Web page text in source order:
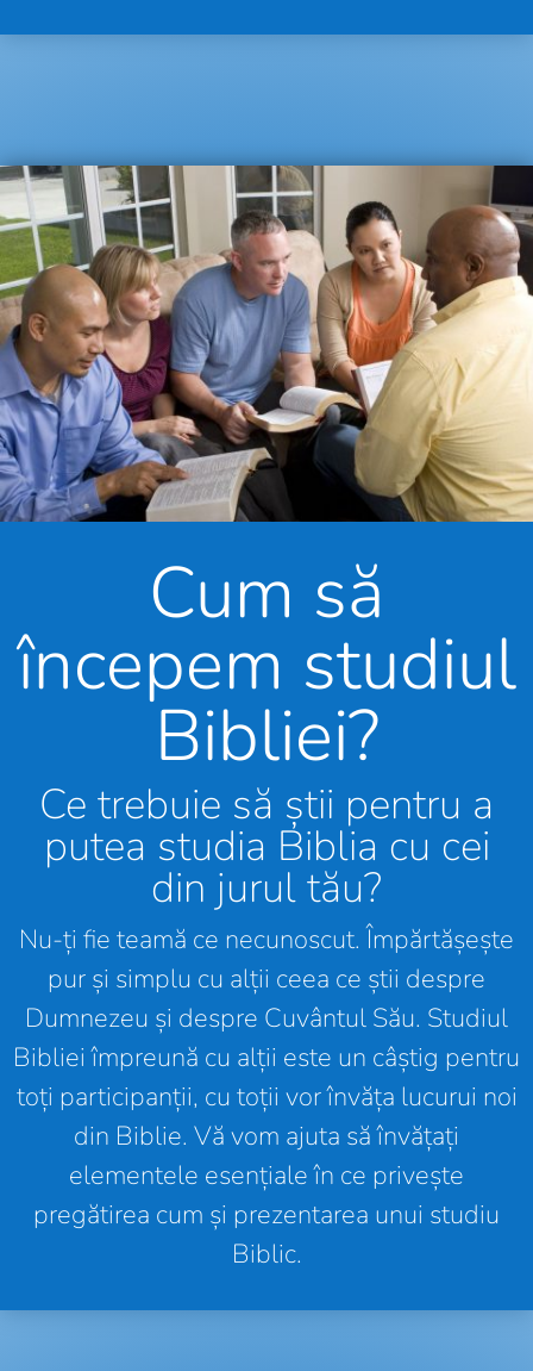
Cum să
începem studiul
Bibliei?
Ce trebuie să știi pentru a
putea studia Biblia cu cei
din jurul tău?
Nu-ți fie teamă ce necunoscut. Împărtășește
pur și simplu cu alții ceea ce știi despre
Dumnezeu și despre Cuvântul Său. Studiul
Bibliei împreună cu alții este un câștig pentru
toți participanții, cu toții vor învăța lucurui noi
din Biblie. Vă vom ajuta să învățați
elementele esențiale în ce privește
pregătirea cum și prezentarea unui studiu
Biblic.